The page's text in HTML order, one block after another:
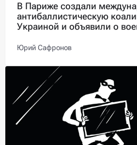
В Париже создали
антибаллистическую
Украиной и объявили о
Юрий Сафронов